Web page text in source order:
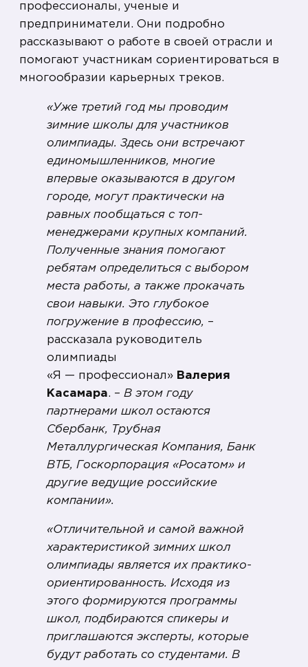
профессионалы, ученые и
предприниматели. Они подробно
рассказывают о работе в своей отрасли и
помогают участникам сориентироваться в
многообразии карьерных треков.
«Уже третий год мы проводим
зимние школы для участников
олимпиады. Здесь они встречают
единомышленников, многие
впервые оказываются в другом
городе, могут практически на
равных пообщаться с топ-
менеджерами крупных компаний.
Полученные знания помогают
ребятам определиться с выбором
места работы, а также прокачать
свои навыки. Это глубокое
погружение в профессию, –
рассказала руководитель
олимпиады
«Я — профессионал» Валерия
Касамара. – В этом году
партнерами школ остаются
Сбербанк, Трубная
Металлургическая Компания, Банк
ВТБ, Госкорпорация «Росатом» и
другие ведущие российские
компании».
«Отличительной и самой важной
характеристикой зимних школ
олимпиады является их практико-
ориентированность. Исходя из
этого формируются программы
школ, подбираются спикеры и
приглашаются эксперты, которые
будут работать со студентами. В